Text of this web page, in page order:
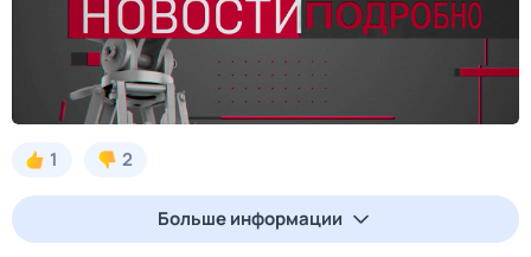
1 2
Больше информации